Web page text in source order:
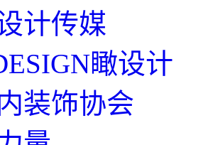
计传媒
瞰设计
装饰协会